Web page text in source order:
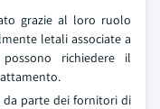
grazie al loro ruolo
letali associate a
richiedere il
da parte dei fornitori di